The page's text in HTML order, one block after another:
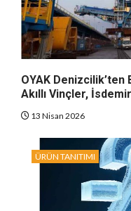
OYAK
Akıllı Vinçler,
13 Nisan 2026
ÜRÜN TANITIMI